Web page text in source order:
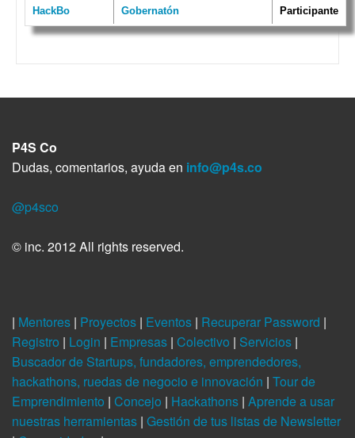
HackBo Gobernatón Participante
P4S Co
Dudas, comentarios, ayuda en info@p4s.co
@p4sco
© inc. 2012 All rights reserved.
| Mentores | Proyectos | Eventos | Recuperar Password |
Registro | Login | Empresas | Colectivo | Servicios |
Buscador de Startups, fundadores, emprendedores,
hackathons, ruedas de negocio e innovación | Tour de
Emprendimiento | Concejo | Hackathons | Aprende a usar
nuestras herramientas | Gestión de tus listas de Newsletter